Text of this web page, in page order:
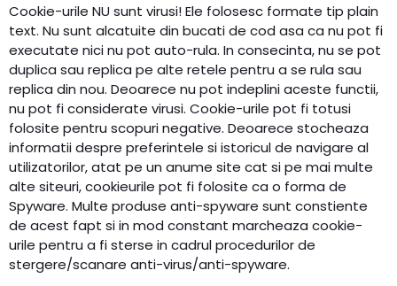
Cookie-urile NU sunt virusi! Ele folosesc formate tip plain
text. Nu sunt alcatuite din bucati de cod asa ca nu pot fi
executate nici nu pot auto-rula. In consecinta, nu se pot
duplica sau replica pe alte retele pentru a se rula sau
replica din nou. Deoarece nu pot indeplini aceste functii,
nu pot fi considerate virusi. Cookie-urile pot fi totusi
folosite pentru scopuri negative. Deoarece stocheaza
informatii despre preferintele si istoricul de navigare al
utilizatorilor, atat pe un anume site cat si pe mai multe
alte siteuri, cookieurile pot fi folosite ca o forma de
Spyware. Multe produse anti-spyware sunt constiente
de acest fapt si in mod constant marcheaza cookie-
urile pentru a fi sterse in cadrul procedurilor de
stergere/scanare anti-virus/anti-spyware.